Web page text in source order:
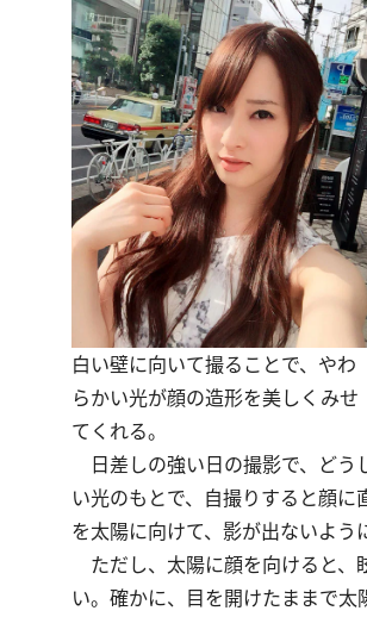
白い壁に向いて撮ることで、やわ
らかい光が顔の造形を美しくみせ
てくれる。
日差しの強い日の撮影で、どう
い光のもとで、自撮りすると顔
を太陽に向けて、影が出ないよう
ただし、太陽に顔を向けると、
い。確かに、目を開けたままで